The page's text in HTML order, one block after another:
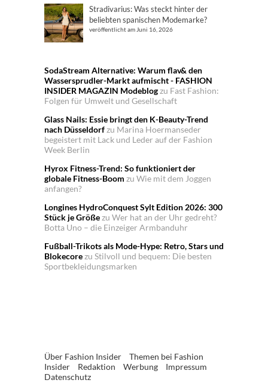
Stradivarius: Was steckt hinter der
beliebten spanischen Modemarke?
veröffentlicht am Juni 16, 2026
SodaStream Alternative: Warum flav& den
Wassersprudler-Markt aufmischt - FASHION
INSIDER MAGAZIN Modeblogzu Fast Fashion:
Folgen für Umwelt und Gesellschaft
Glass Nails: Essie bringt den K-Beauty-Trend
nach Düsseldorfzu Marina Hoermanseder
begeistert mit Lack und Leder auf der Fashion
Week Berlin
Hyrox Fitness-Trend: So funktioniert der
globale Fitness-Boom zu Wie mit dem Joggen
anfangen?
Longines HydroConquest Sylt Edition 2026: 300
Stück je Größezu Wer hat an der Uhr gedreht?
Botta Uno – die Einzeiger Armbanduhr
Fußball-Trikots als Mode-Hype: Retro, Stars und
Blokecorezu Stilvoll und bequem: Die besten
Sportbekleidungsmarken
Über Fashion Insider
Themen bei Fashion
Insider
Redaktion Werbung
Impressum
Datenschutz